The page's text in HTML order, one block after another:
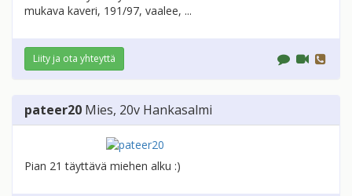
mukava kaveri, 191/97, vaalee, ...
Liity ja ota yhteyttä
pateer20 Mies, 20v Hankasalmi
Pian 21 täyttävä miehen alku :)